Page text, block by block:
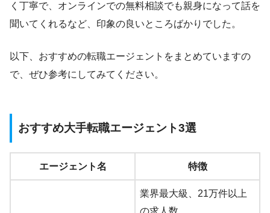
く丁寧で、オンラインでの無料相談でも親身になって話を
聞いてくれるなど、印象の良いところばかりでした。
以下、おすすめの転職エージェントをまとめていますの
で、ぜひ参考にしてみてください。
おすすめ大手転職エージェント3選
エージェント名 特徴
業界最大級、21万件以上